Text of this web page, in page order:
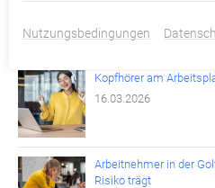
23.03.2026
Kopfhörer am
16.03.2026
Arbeitnehmer in der
Risiko trägt
Nutzungsbedingungen